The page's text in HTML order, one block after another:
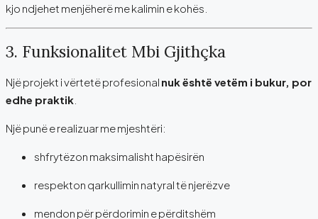
kjo ndjehet menjëherë me kalimin e kohës.
3. Funksionalitet Mbi Gjithçka
Një projekt i vërtetë profesional nuk është vetëm i bukur, por
edhe praktik
Një punë e realizuar me mjeshtëri:
shfrytëzon maksimalisht hapësirën
respekton qarkullimin natyral të njerëzve
mendon për përdorimin e përditshëm